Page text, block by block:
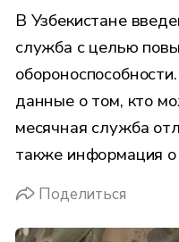
В Узбекистане
служба с целью
данные о том, кто
месячная служба
также информация
Поделиться